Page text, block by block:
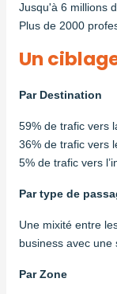
Jusqu'à 6 millions
Plus de 2000
Un
Par Destination
59% de trafic vers
36% de trafic vers
5% de trafic vers
Par type de
Une mixité entre
business avec
Par Zone